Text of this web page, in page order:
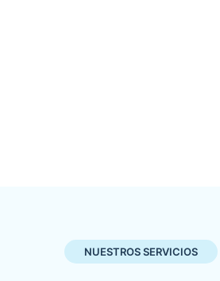
NUESTROS SERVICIOS